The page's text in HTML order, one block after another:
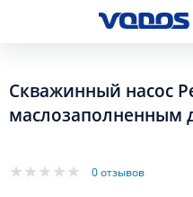
Скважинный насос
маслозаполненным
0 отзывов